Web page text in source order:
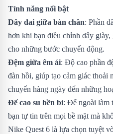
Tính năng nổi bật
Dây đai giữa bàn chân: Phần
hơn khi bạn điều chỉnh dây
cho những bước chuyển động.
Đệm giữa êm ái: Độ cao phần
đàn hồi, giúp tạo cảm giác
chuyển hàng ngày đến những
Đế cao su bền bỉ: Đế ngoài làm
bạn tự tin trên mọi bề mặt mà
Nike Quest 6 là lựa chọn tuyệt